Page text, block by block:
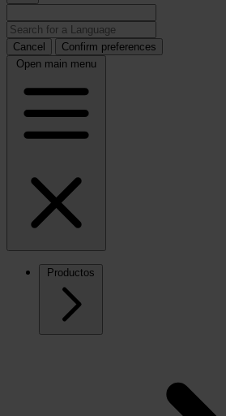
Cancel
Confirm preferences
Open main menu
Productos